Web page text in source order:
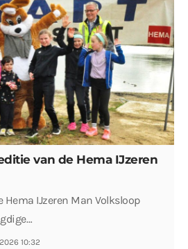
van de Hema IJzeren
Hema IJzeren Man Volksloop
10:32